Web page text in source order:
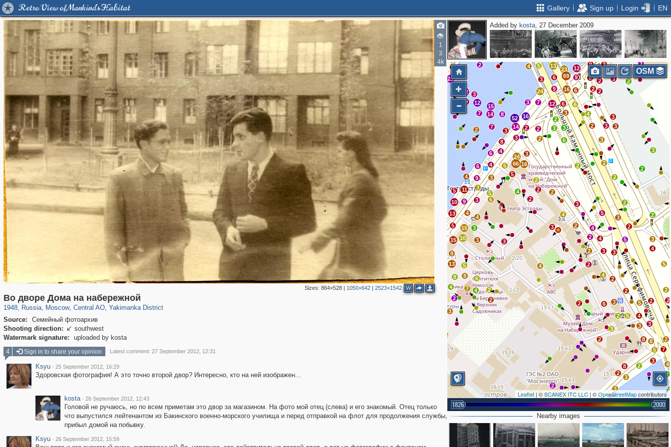
Retro View of Mankind's Habitat Gallery Sign up Login EN
1
3
4k
Sizes: 864×528| 1050×642| 2523×1542 W
Во дворе Дома на набережной
1948, Russia
1,406,721 29,243
, Moscow
319,864 8,286
, Central AO
160,011 5,916
, Yakimanka District
13,378 458
Source:
Семейный фотоархив
Shooting direction:  southwest
Watermark signature:
uploaded by kosta
Added by kosta, 27 December 2009
8
13
15
5
10
15
9
5
3
8 6
8
4
2
12
3
7 4
2
2
2
3
2
3
3
8
2
3
2
4
2
2
6
10
2
7
5
8
8
3
2
2
5
4
3
5
2
6 3
2
5
2
4
3
2
2
3
4
4
2
3 3
5
4
2
2
2
2
3
4
3
2
4
2
3
5
2 2
3
3
2
2
2
3
2
3
4
2 2
6
6
6
16
6
9
2 3
3
9
5
12
10
6
18
13
5
5
11
4
3
9
6 69
23
9
12
7
16
3
24
15
14
12
7
8
3
14
52
2
2
2
6
3
3
2
3
2 3
3
16
66
24
5
5
3
4
2
2
2
4
3
13 4
9 3 6
5
9
3
11
4
5
10
6 4
6
8
4
3
7
2
9
2
3
2
9
7
23
7
22 3
2
2
3
7
3 5
2
9
11
4
2
8
2
3
2
Leaflet | ©SCANEX ITC LLC | ©OpenStreetMapcontributors
1826 2000
OSM
Nearby images
4 Sign in to share your opinion Latest comment: 27 September 2012, 12:31
Ksyu · 25 September 2012, 16:29
Здоровская фотография! А это точно второй двор? Интересно, кто на ней изображен...
kosta · 26 September 2012, 12:43
Головой не ручаюсь, но по всем приметам это двор за магазином. На фото мой отец (слева) и его знакомый. Отец только
что выпустился лейтенантом из Бакинского военно-морского училища и перед отправкой на флот для продолжения службы,
прибыл домой на побывку.
Ksyu · 26 September 2012, 15:59